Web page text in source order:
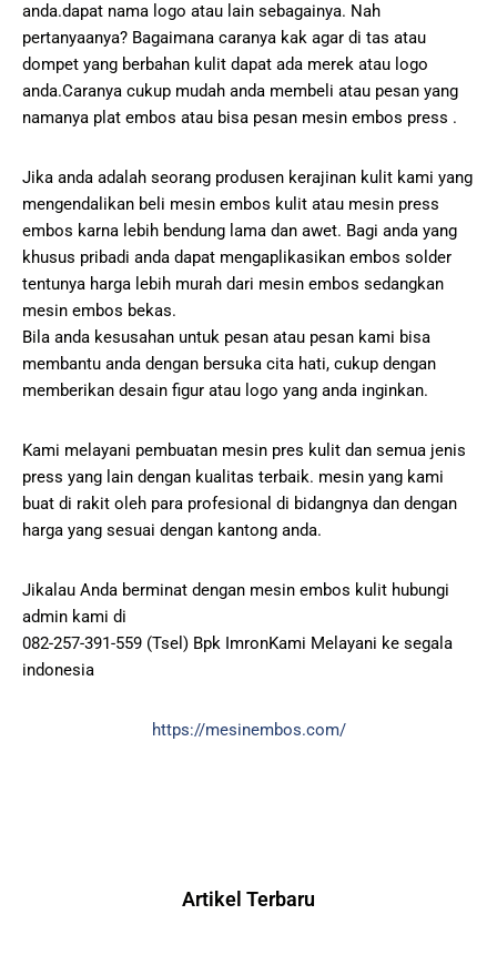
anda.dapat nama logo atau lain sebagainya. Nah
pertanyaanya? Bagaimana caranya kak agar di tas atau
dompet yang berbahan kulit dapat ada merek atau logo
anda.Caranya cukup mudah anda membeli atau pesan yang
namanya plat embos atau bisa pesan mesin embos press .
Jika anda adalah seorang produsen kerajinan kulit kami yang
mengendalikan beli mesin embos kulit atau mesin press
embos karna lebih bendung lama dan awet. Bagi anda yang
khusus pribadi anda dapat mengaplikasikan embos solder
tentunya harga lebih murah dari mesin embos sedangkan
mesin embos bekas.
Bila anda kesusahan untuk pesan atau pesan kami bisa
membantu anda dengan bersuka cita hati, cukup dengan
memberikan desain figur atau logo yang anda inginkan.
Kami melayani pembuatan mesin pres kulit dan semua jenis
press yang lain dengan kualitas terbaik. mesin yang kami
buat di rakit oleh para profesional di bidangnya dan dengan
harga yang sesuai dengan kantong anda.
Jikalau Anda berminat dengan mesin embos kulit hubungi
admin kami di
082-257-391-559 (Tsel) Bpk ImronKami Melayani ke segala
indonesia
https://mesinembos.com/
Artikel Terbaru